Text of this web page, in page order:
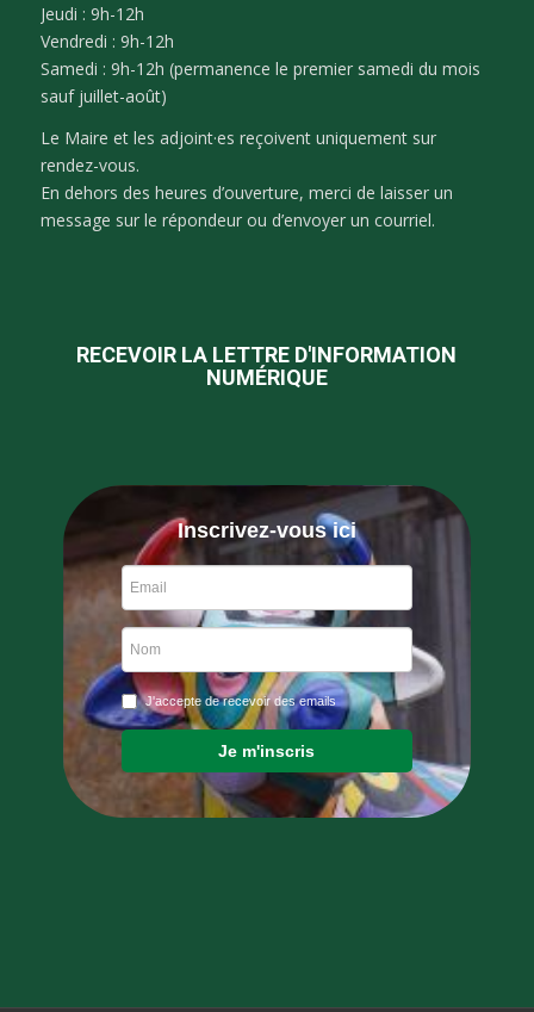
Jeudi : 9h-12h
Vendredi : 9h-12h
Samedi : 9h-12h (permanence le premier samedi du mois
sauf juillet-août)
Le Maire et les adjoint·es reçoivent uniquement sur
rendez-vous.
En dehors des heures d’ouverture, merci de laisser un
message sur le répondeur ou d’envoyer un courriel.
RECEVOIR LA LETTRE D'INFORMATION
NUMÉRIQUE
Inscrivez-vous ici
J'accepte de recevoir des emails
Je m'inscris